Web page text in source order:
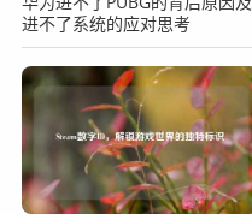
进不了系统的应对思考